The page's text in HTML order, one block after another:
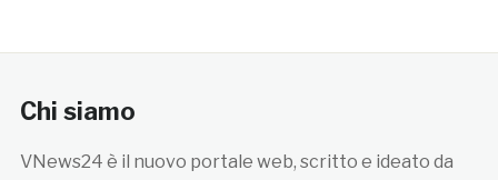
Chi siamo
VNews24 è il nuovo portale web, scritto e ideato da